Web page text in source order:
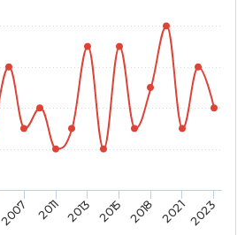
2007 2011 2013 2015 2018 20212023